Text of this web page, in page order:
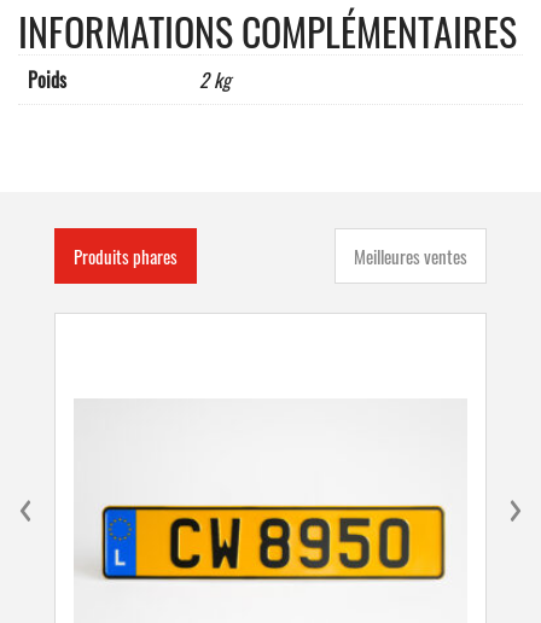
INFORMATIONS COMPLÉMENTAIRES
Poids 2 kg
Produits phares Meilleures ventes